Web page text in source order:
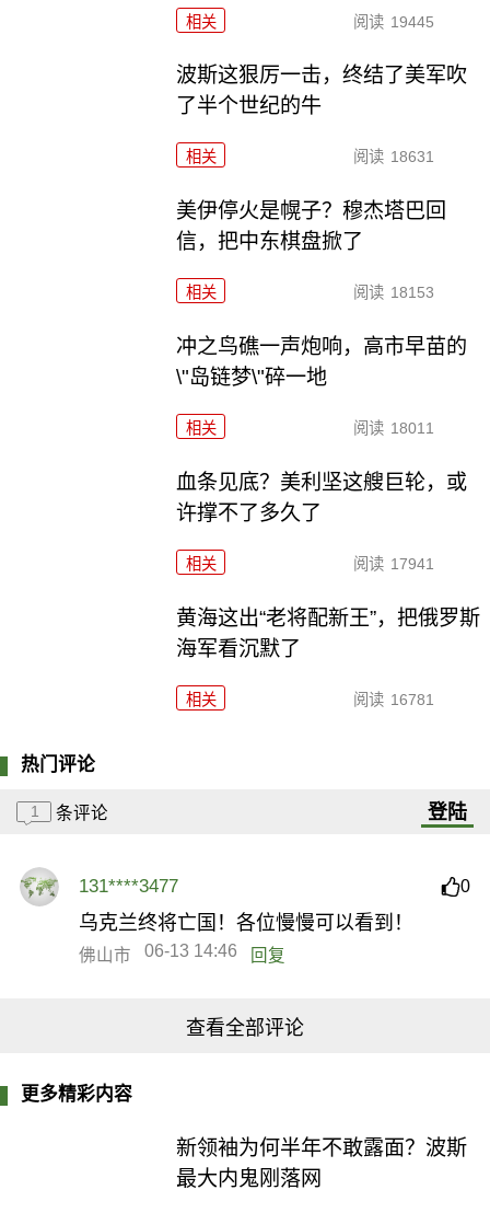
相关 阅读 19445
波斯这狠厉一击，终结了美军吹
了半个世纪的牛
相关 阅读 18631
美伊停火是幌子？穆杰塔巴回
信，把中东棋盘掀了
相关 阅读 18153
冲之鸟礁一声炮响，高市早苗的
\"岛链梦\"碎一地
相关 阅读 18011
血条见底？美利坚这艘巨轮，或
许撑不了多久了
相关 阅读 17941
黄海这出“老将配新王”，把俄罗斯
海军看沉默了
相关 阅读 16781
热门评论
1 条评论 登陆
131****3477 0
乌克兰终将亡国！各位慢慢可以看到！
佛山市 06-13 14:46 回复
查看全部评论
更多精彩内容
新领袖为何半年不敢露面？波斯
最大内鬼刚落网